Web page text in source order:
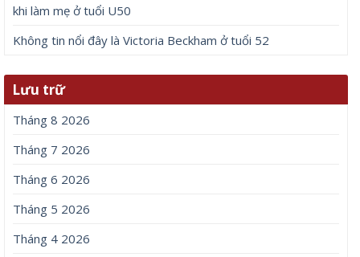
khi làm mẹ ở tuổi U50
Không tin nổi đây là Victoria Beckham ở tuổi 52
Lưu trữ
Tháng 8 2026
Tháng 7 2026
Tháng 6 2026
Tháng 5 2026
Tháng 4 2026